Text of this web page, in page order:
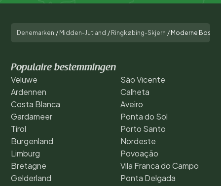
Denemarken / Midden-Jutland / Ringkøbing-Skjern / Moderne
Populaire bestemmingen
Veluwe
Ardennen
Costa Blanca
Gardameer
Tirol
Burgenland
Limburg
Bretagne
Gelderland
São Vicente
Calheta
Aveiro
Ponta do Sol
Porto Santo
Nordeste
Povoação
Vila Franca do Campo
Ponta Delgada